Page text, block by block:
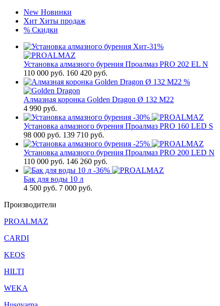
New Новинки
Хит Хиты продаж
% Скидки
Хит-31%
Установка алмазного бурения Проалмаз PRO 202 EL N
110 000 руб. 160 420 руб.
%
Алмазная коронка Golden Dragon Ø 132 М22
4 990 руб.
-30%
Установка алмазного бурения Проалмаз PRO 160 LED S
98 000 руб. 139 710 руб.
-25%
Установка алмазного бурения Проалмаз PRO 200 LED N
110 000 руб. 146 260 руб.
-36%
Бак для воды 10 л
4 500 руб. 7 000 руб.
Производители
PROALMAZ
CARDI
KEOS
HILTI
WEKA